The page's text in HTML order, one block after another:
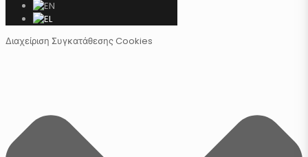
Διαχείριση Συγκατάθεσης Cookies